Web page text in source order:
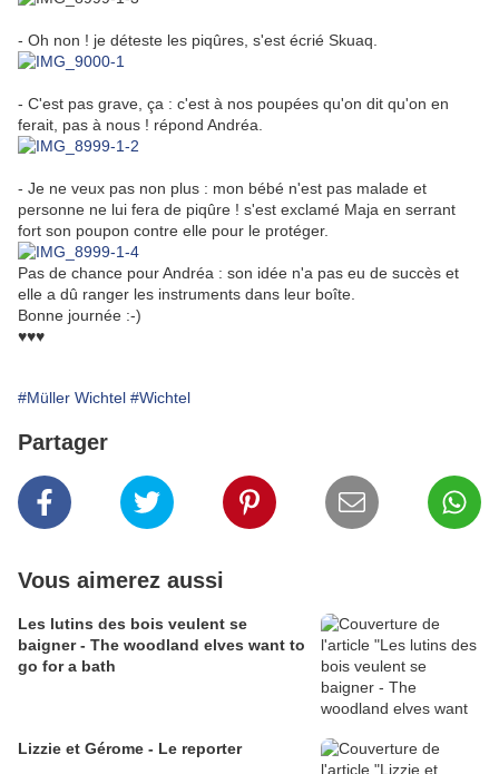
- Oh non ! je déteste les piqûres, s'est écrié Skuaq.
- C'est pas grave, ça : c'est à nos poupées qu'on dit qu'on en
ferait, pas à nous ! répond Andréa.
- Je ne veux pas non plus : mon bébé n'est pas malade et
personne ne lui fera de piqûre ! s'est exclamé Maja en serrant
fort son poupon contre elle pour le protéger.
Pas de chance pour Andréa : son idée n'a pas eu de succès et
elle a dû ranger les instruments dans leur boîte.
Bonne journée :-)
♥♥♥
#Müller Wichtel #Wichtel
Partager
Vous aimerez aussi
Les lutins des bois veulent se
baigner - The woodland elves want to
go for a bath
Lizzie et Gérome - Le reporter